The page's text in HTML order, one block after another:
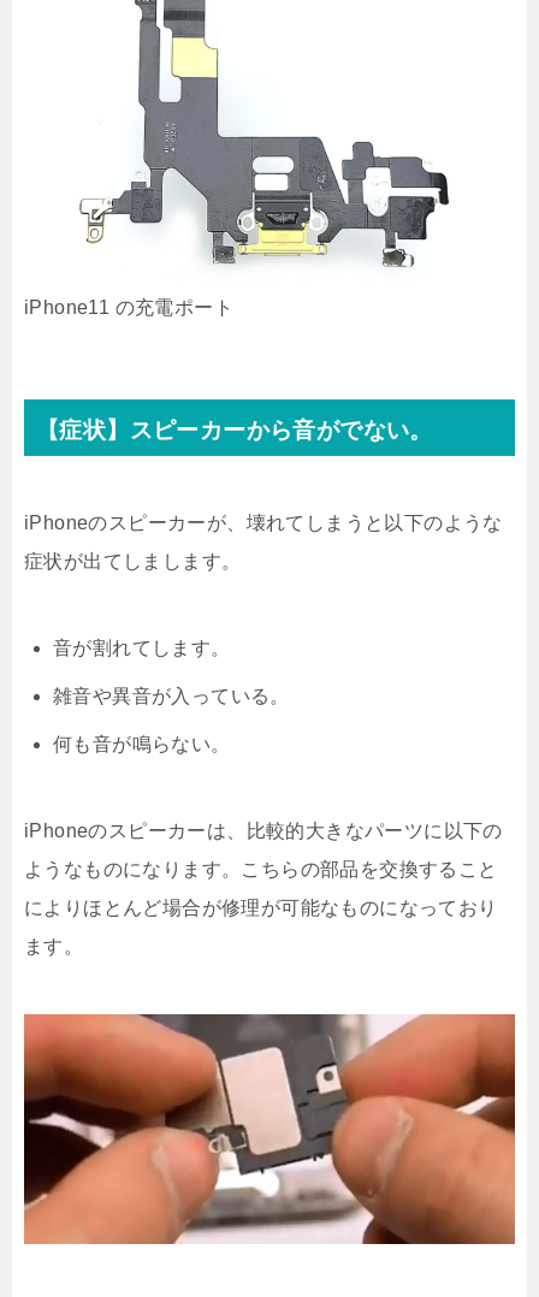
iPhone11 の充電ポート
【症状】スピーカーから音がでない。
iPhoneのスピーカーが、壊れてしまうと以下のような
症状が出てしまします。
音が割れてします。
雑音や異音が入っている。
何も音が鳴らない。
iPhoneのスピーカーは、比較的大きなパーツに以下の
ようなものになります。こちらの部品を交換すること
によりほとんど場合が修理が可能なものになっており
ます。